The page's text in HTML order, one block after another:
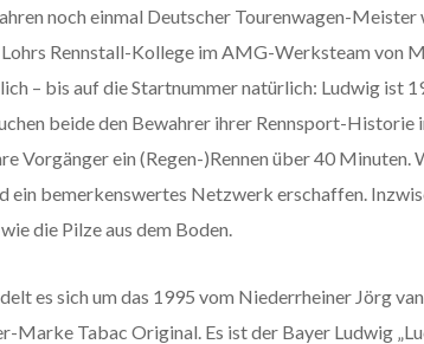
noch einmal Deutscher Tourenwagen-
Rennstall-Kollege im AMG-Werksteam von
– bis auf die Startnummer natürlich: Ludwig ist
beide den Bewahrer ihrer Rennsport-
Vorgänger ein (Regen-)Rennen über 40 Minuten.
bemerkenswertes Netzwerk erschaffen.
die Pilze aus dem Boden.
es sich um das 1995 vom Niederrheiner Jörg
Tabac Original. Es ist der Bayer Ludwig